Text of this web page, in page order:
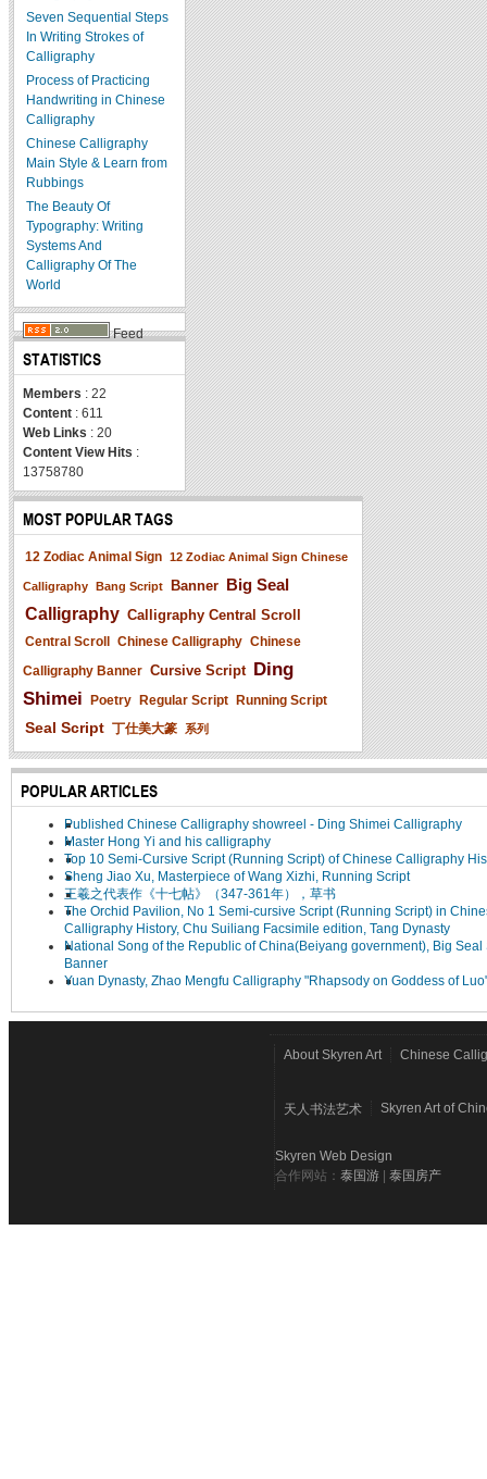
Seven Sequential Steps
In Writing Strokes of
Calligraphy
Process of Practicing
Handwriting in Chinese
Calligraphy
Chinese Calligraphy
Main Style & Learn from
Rubbings
The Beauty Of
Typography: Writing
Systems And
Calligraphy Of The
World
Feed
STATISTICS
Members : 22
Content : 611
Web Links : 20
Content View Hits :
13758780
MOST POPULAR TAGS
12 Zodiac Animal Sign 12 Zodiac Animal Sign Chinese
Calligraphy Bang Script Banner Big Seal
Calligraphy Calligraphy Central Scroll
Central Scroll Chinese Calligraphy Chinese
Calligraphy Banner Cursive Script Ding
Shimei Poetry Regular Script Running Script
Seal Script 丁仕美大篆 系列
POPULAR ARTICLES
Published Chinese Calligraphy showreel - Ding Shimei Calligraphy
Master Hong Yi and his calligraphy
Top 10 Semi-Cursive Script (Running Script) of Chinese Calligraphy
Sheng Jiao Xu, Masterpiece of Wang Xizhi, Running Script
王羲之代表作《十七帖》（347-361年），草书
The Orchid Pavilion, No 1 Semi-cursive Script (Running Script) in
Calligraphy History, Chu Suiliang Facsimile edition, Tang Dynasty
National Song of the Republic of China(Beiyang government), Big Seal
Banner
Yuan Dynasty, Zhao Mengfu Calligraphy "Rhapsody on Goddess of
About Skyren Art Chinese
天人书法艺术 Skyren Art of
Skyren Web Design
合作网站： 泰国游 | 泰国房产